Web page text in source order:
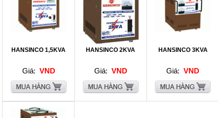
HANSINCO 1,5KVA
Giá: VND
HANSINCO 2KVA
Giá: VND
HANSINCO 3KVA
Giá: VND